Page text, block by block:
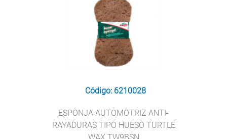
Código: 6210028
ESPONJA AUTOMOTRIZ ANTI-
RAYADURAS TIPO HUESO TURTLE